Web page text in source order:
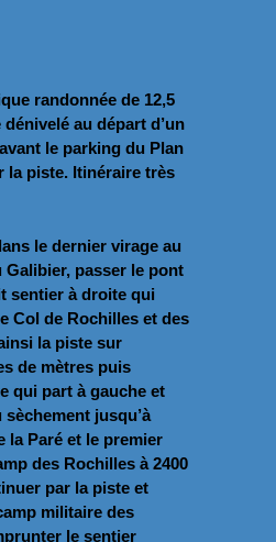
randonnée de 12,5
au départ d’un
le parking du Plan
la piste. Itinéraire très
le dernier virage au
Galibier, passer le pont
sentier à droite qui
Col de Rochilles et des
la piste sur
de mètres puis
qui part à gauche et
jusqu’à
la Paré et le premier
des Rochilles à 2400
par la piste et
militaire des
le sentier